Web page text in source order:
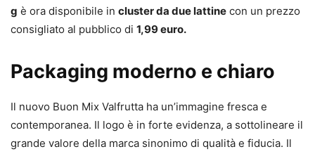
g è ora disponibile in cluster da due lattine con un prezzo
consigliato al pubblico di 1,99 euro.
Packaging moderno e chiaro
Il nuovo Buon Mix Valfrutta ha un’immagine fresca e
contemporanea. Il logo è in forte evidenza, a sottolineare il
grande valore della marca sinonimo di qualità e fiducia. Il